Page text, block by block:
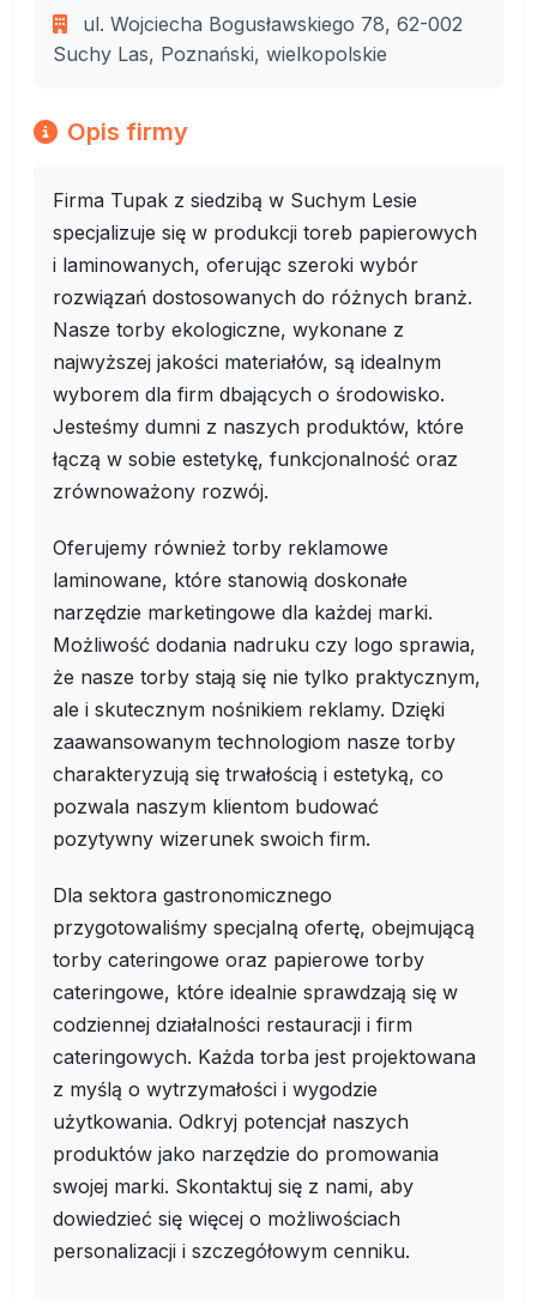
ul. Wojciecha Bogusławskiego 78, 62-002
Suchy Las, Poznański, wielkopolskie
Opis firmy
Firma Tupak z siedzibą w Suchym Lesie
specjalizuje się w produkcji toreb papierowych
i laminowanych, oferując szeroki wybór
rozwiązań dostosowanych do różnych branż.
Nasze torby ekologiczne, wykonane z
najwyższej jakości materiałów, są idealnym
wyborem dla firm dbających o środowisko.
Jesteśmy dumni z naszych produktów, które
łączą w sobie estetykę, funkcjonalność oraz
zrównoważony rozwój.
Oferujemy również torby reklamowe
laminowane, które stanowią doskonałe
narzędzie marketingowe dla każdej marki.
Możliwość dodania nadruku czy logo sprawia,
że nasze torby stają się nie tylko praktycznym,
ale i skutecznym nośnikiem reklamy. Dzięki
zaawansowanym technologiom nasze torby
charakteryzują się trwałością i estetyką, co
pozwala naszym klientom budować
pozytywny wizerunek swoich firm.
Dla sektora gastronomicznego
przygotowaliśmy specjalną ofertę, obejmującą
torby cateringowe oraz papierowe torby
cateringowe, które idealnie sprawdzają się w
codziennej działalności restauracji i firm
cateringowych. Każda torba jest projektowana
z myślą o wytrzymałości i wygodzie
użytkowania. Odkryj potencjał naszych
produktów jako narzędzie do promowania
swojej marki. Skontaktuj się z nami, aby
dowiedzieć się więcej o możliwościach
personalizacji i szczegółowym cenniku.